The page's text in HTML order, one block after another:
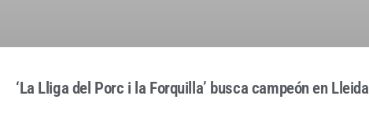
‘La Lliga del Porc i la Forquilla’ busca campeón en Lleida